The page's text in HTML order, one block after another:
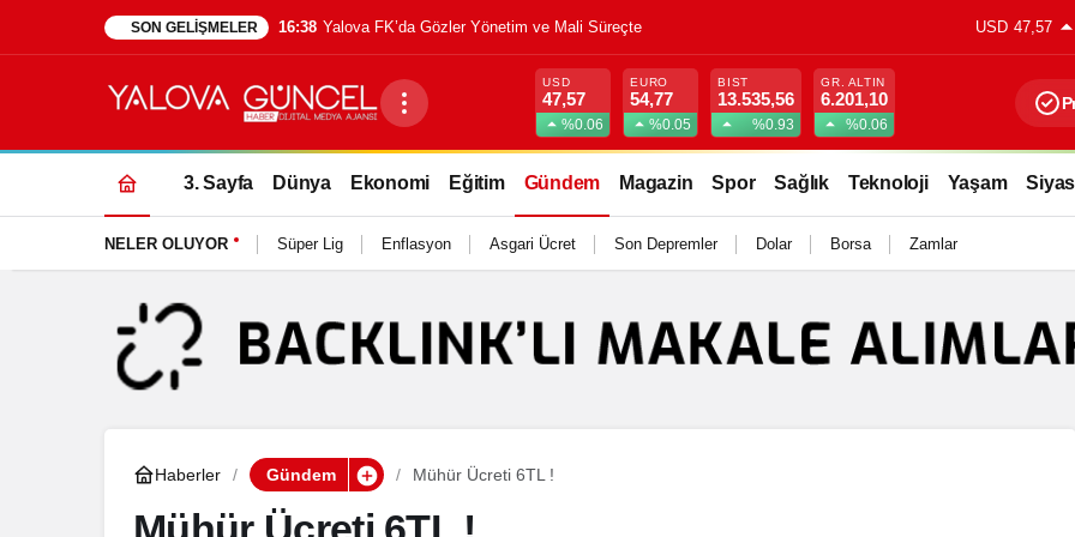
SON GELIŞMELER 11:50 Yalova’da Park Tartışması Sosyal Medyada Büyük Yankı Uyandırdı USD 47,57
USD
47,57
%0.06
EURO
54,77
%0.05
BIST
13.535,56
%0.93
GR. ALTIN
6.201,10
%0.06
3. Sayfa Dünya Ekonomi Eğitim Gündem Magazin Spor Sağlık Teknoloji Yaşam
NELER OLUYOR Süper Lig Enflasyon Asgari Ücret Son Depremler Dolar Borsa Zamlar
Haberler Gündem Mühür Ücreti 6TL !